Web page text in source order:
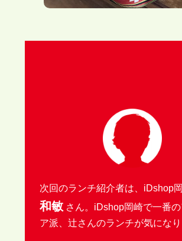
次回のランチ紹介者は、iDshop
和敏さん。iDshop岡崎で一番の
ア派、辻さんのランチが気になり